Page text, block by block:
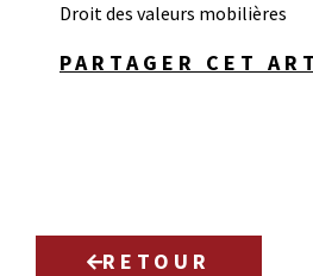
Droit des valeurs mobilières
PARTAGER CET
RETOUR